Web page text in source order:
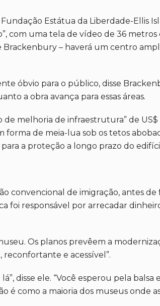
Estátua da Liberdade-Ellis
com uma tela de vídeo de 36 metros
Brackenbury – haverá um centro
óbvio para o público, disse
a obra avança para essas áreas.
melhoria de infraestrutura” de US$
forma de meia-lua sob os tetos
a proteção a longo prazo do
convencional de imigração, antes de
foi responsável por arrecadar
Os planos prevêem a
reconfortante e acessível”.
disse ele. “Você esperou pela balsa
é como a maioria dos museus onde